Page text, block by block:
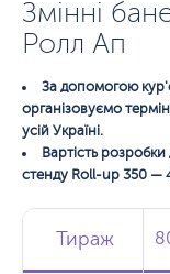
Змінні
Ролл Ап
За допомогою
організовуємо
усій Україні.
Вартість
стенду Roll-up 350 —
Тираж
Тираж
Тираж